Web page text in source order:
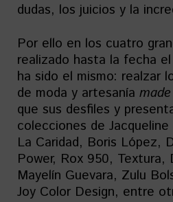
dudas, los juicios y la
Por ello en los cuatro
realizado hasta la fecha
ha sido el mismo: realzar
de moda y artesanía
que sus desfiles y
colecciones de
La Caridad, Boris López,
Power, Rox 950, Textura,
Mayelín Guevara, Zulu
Joy Color Design, entre